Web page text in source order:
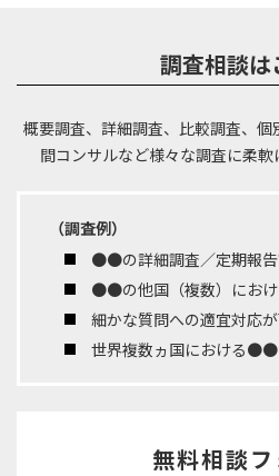
調査相談は
概要調査、詳細調査、比較調査、
間コンサルなど様々な調査に柔軟
（調査例）
●●の詳細調査／定期報
●●の他国（複数）におけ
細かな質問への適宜対応
世界複数ヵ国における
無料相談